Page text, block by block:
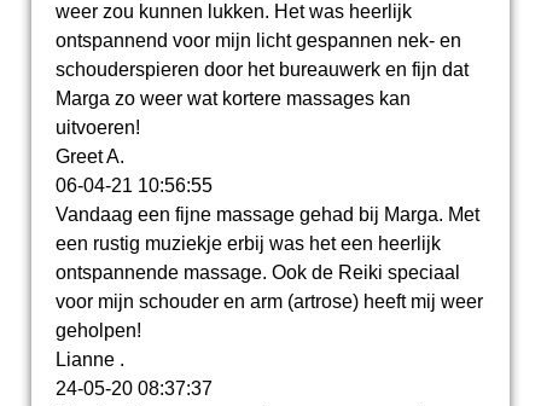
weer zou kunnen lukken. Het was heerlijk
ontspannend voor mijn licht gespannen nek- en
schouderspieren door het bureauwerk en fijn dat
Marga zo weer wat kortere massages kan
uitvoeren!
Greet A.
06-04-21 10:56:55
Vandaag een fijne massage gehad bij Marga. Met
een rustig muziekje erbij was het een heerlijk
ontspannende massage. Ook de Reiki speciaal
voor mijn schouder en arm (artrose) heeft mij weer
geholpen!
Lianne .
24-05-20 08:37:37